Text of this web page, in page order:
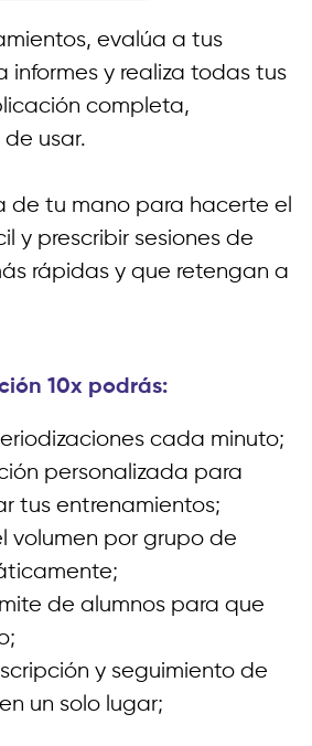
evalúa a tus
informes y realiza todas tus
completa,
usar.
de tu mano para hacerte el
y prescribir sesiones de
rápidas y que retengan a
10x podrás:
cada minuto;
personalizada para
tus entrenamientos;
volumen por grupo de
de alumnos para que
y seguimiento de
un solo lugar;